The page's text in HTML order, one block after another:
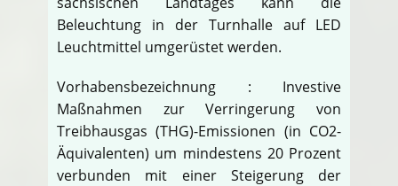
Beleuchtung in der Turnhalle auf LED
Leuchtmittel umgerüstet werden.
Vorhabensbezeichnung : Investive
Maßnahmen zur Verringerung von
Treibhausgas (THG)-Emissionen (in CO2-
Äquivalenten) um mindestens 20 Prozent
verbunden mit einer Steigerung der